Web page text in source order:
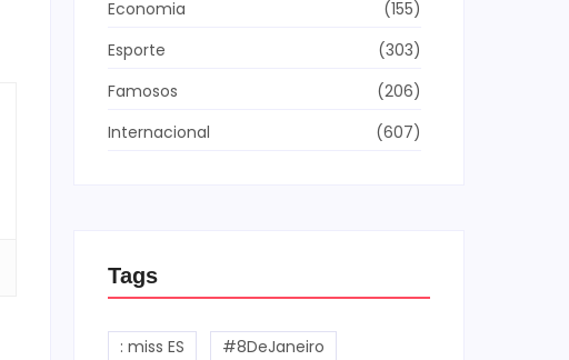
Economia
(155)
Esporte
(303)
Famosos
(206)
Internacional
(607)
Tags
: miss ES
#8DeJaneiro